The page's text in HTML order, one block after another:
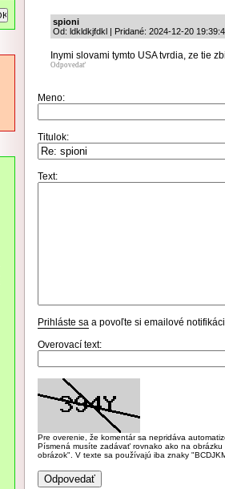
spioni
Od: ldkldkjfdkl | Pridané: 2024-12-20
Inymi slovami tymto USA tvrdia, ze tie
Odpovedať
Meno:
Titulok:
Text:
Prihláste sa a povoľte si emailové
Overovací text:
Pre overenie, že komentár sa nepridáva
Písmená musíte zadávať rovnako ako na
obrázok". V texte sa používajú iba znaky